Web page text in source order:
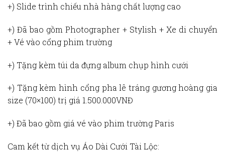
+) Slide trình chiếu nhà hàng chất lượng cao
+) Đã bao gồm Photographer + Stylish + Xe di chuyển
+ Vé vào cổng phim trường
+) Tặng kèm túi da đựng album chụp hình cưới
+) Tặng kèm hình cổng pha lê tráng gương hoàng gia
size (70×100) trị giá 1.500.000VNĐ
+) Đã bao gồm giá vé vào phim trường Paris
Cam kết từ dịch vụ Áo Dài Cưới Tài Lộc: